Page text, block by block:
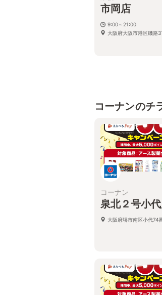
市岡店
9:00～21:00
大阪府大阪市港区磯路
コーナンのチ
コーナン
泉北２号小
大阪府堺市南区小代74